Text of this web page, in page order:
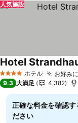
人気施設
4 ホテルのランク
ホテル お好み
Hotel
9.3 大満足 4,382
正確な料金を確認す
ださい